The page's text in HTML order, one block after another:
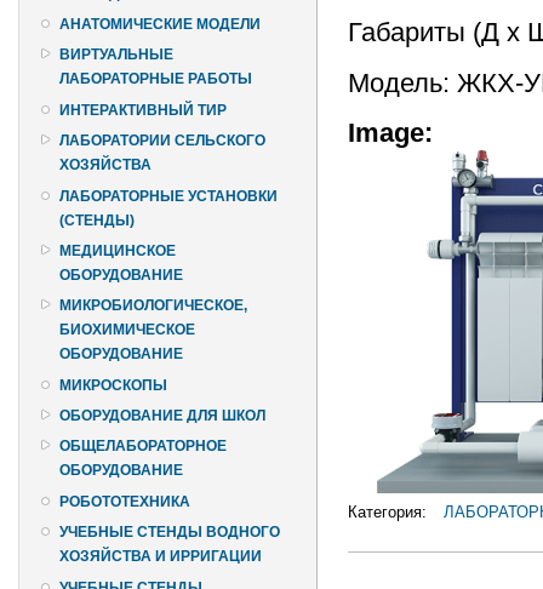
АНАТОМИЧЕСКИЕ МОДЕЛИ
ВИРТУАЛЬНЫЕ
ЛАБОРАТОРНЫЕ РАБОТЫ
ИНТЕРАКТИВНЫЙ ТИР
ЛАБОРАТОРИИ СЕЛЬСКОГО
ХОЗЯЙСТВА
ЛАБОРАТОРНЫЕ УСТАНОВКИ
(СТЕНДЫ)
МЕДИЦИНСКОЕ
ОБОРУДОВАНИЕ
МИКРОБИОЛОГИЧЕСКОЕ,
БИОХИМИЧЕСКОЕ
ОБОРУДОВАНИЕ
МИКРОСКОПЫ
ОБОРУДОВАНИЕ ДЛЯ ШКОЛ
ОБЩЕЛАБОРАТОРНОЕ
ОБОРУДОВАНИЕ
РОБОТОТЕХНИКА
УЧЕБНЫЕ СТЕНДЫ ВОДНОГО
ХОЗЯЙСТВА И ИРРИГАЦИИ
Габариты (Д х
Модель: ЖКХ-
Image:
Категория: